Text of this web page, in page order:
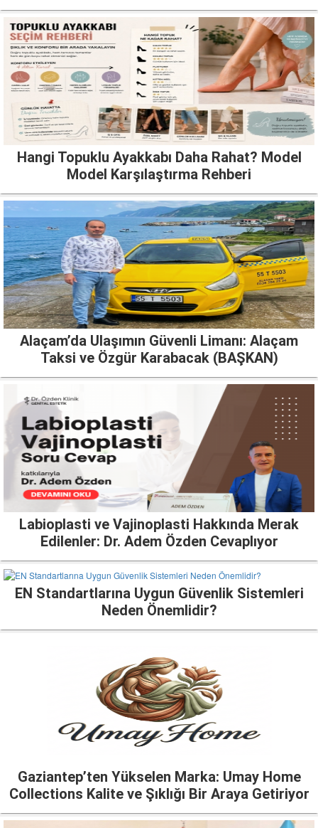
Hangi Topuklu Ayakkabı Daha Rahat? Model
Model Karşılaştırma Rehberi
Alaçam’da Ulaşımın Güvenli Limanı: Alaçam
Taksi ve Özgür Karabacak (BAŞKAN)
Labioplasti ve Vajinoplasti Hakkında Merak
Edilenler: Dr. Adem Özden Cevaplıyor
EN Standartlarına Uygun Güvenlik Sistemleri
Neden Önemlidir?
Gaziantep’ten Yükselen Marka: Umay Home
Collections Kalite ve Şıklığı Bir Araya Getiriyor